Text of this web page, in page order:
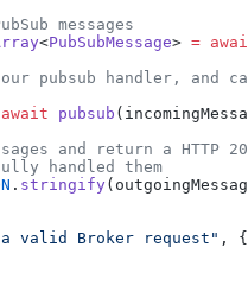
messages
<PubSubMessage> =
pubsub handler, and
await pubsub
and return a HTTP
handled them
. stringify
valid Broker request" ,